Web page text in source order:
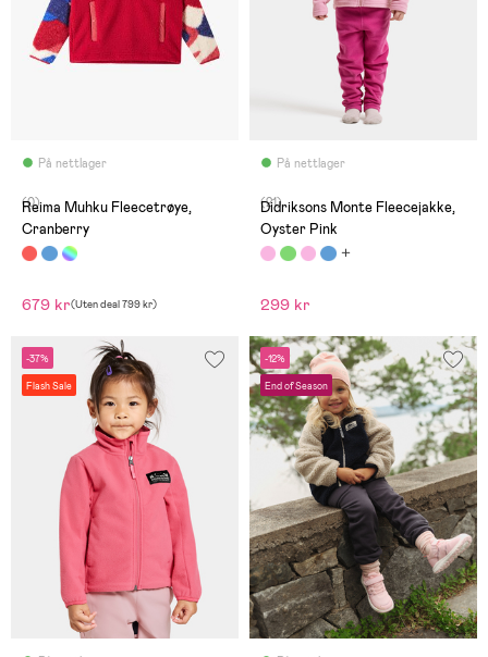
På nettlager
(0)
Reima Muhku Fleecetrøye,
Cranberry
679 kr(Uten deal799 kr)
På nettlager
(21)
Didriksons Monte Fleecejakke,
Oyster Pink
299 kr
-37%
Flash Sale
-12%
End of Season